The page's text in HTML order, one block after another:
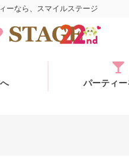
ーなら、スマイルステージ
パーティ